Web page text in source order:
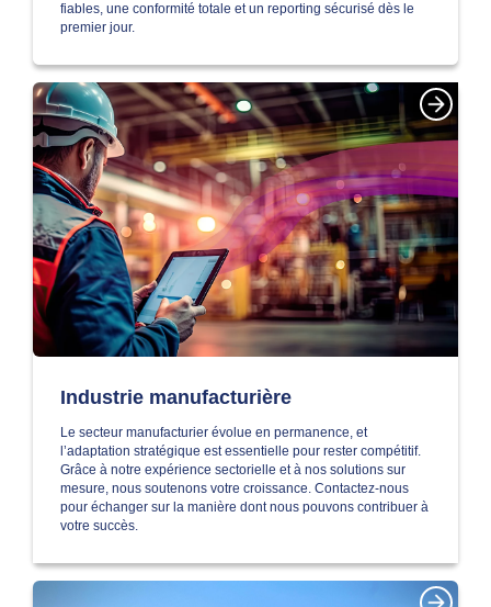
fiables, une conformité totale et un reporting sécurisé dès le
premier jour.
Industrie manufacturière
Le secteur manufacturier évolue en permanence, et
l’adaptation stratégique est essentielle pour rester compétitif.
Grâce à notre expérience sectorielle et à nos solutions sur
mesure, nous soutenons votre croissance. Contactez-nous
pour échanger sur la manière dont nous pouvons contribuer à
votre succès.